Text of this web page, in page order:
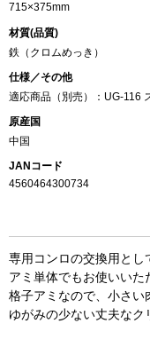
715×375mm
材質(品質)
鉄（クロムめっき）
仕様／その他
適応商品（別売）：UG-116
原産国
中国
JANコード
4560464300734
専用コンロの交換用とし
アミ単体でもお使いいた
格子アミなので、小さい
ゆがみの少ない丈夫なク